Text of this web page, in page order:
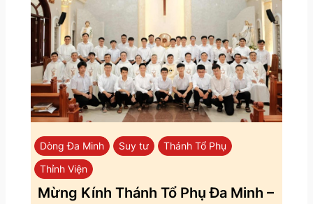
Dòng Đa Minh Suy tư
Thánh Tổ Phụ
Thỉnh Viện
Mừng Kính Thánh Tổ Phụ Đa Minh –